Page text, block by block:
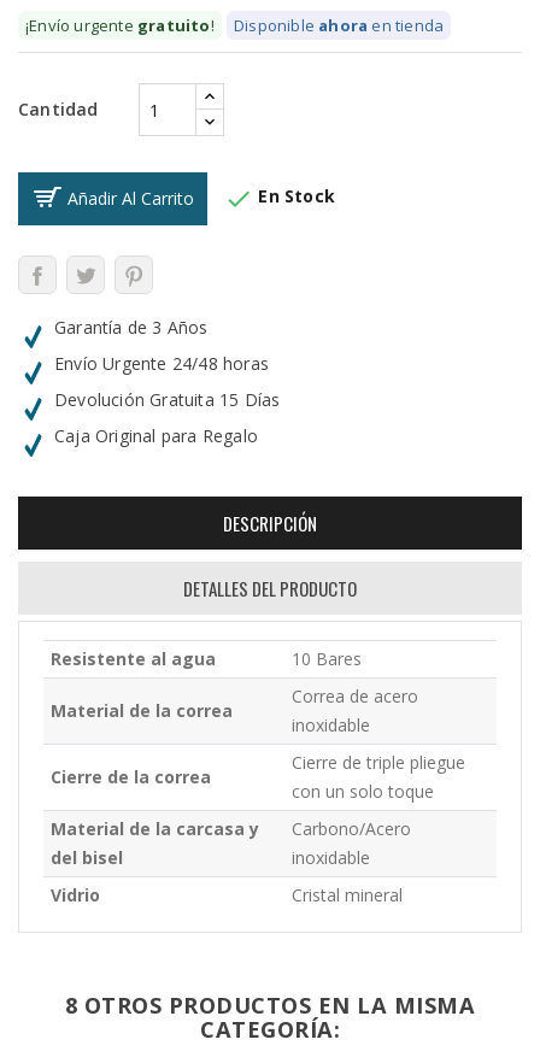
¡Envío urgente gratuito! Disponible ahora en tienda
Cantidad
Añadir Al Carrito  En Stock
Garantía de 3 Años
Envío Urgente 24/48 horas
Devolución Gratuita 15 Días
Caja Original para Regalo
DESCRIPCIÓN
DETALLES DEL PRODUCTO
Resistente al agua 10 Bares
Material de la correa
Correa de acero
inoxidable
Cierre de la correa
Cierre de triple pliegue
con un solo toque
Material de la carcasa y
del bisel
Carbono/Acero
inoxidable
Vidrio
Cristal mineral
8 OTROS PRODUCTOS EN LA MISMA
CATEGORÍA: